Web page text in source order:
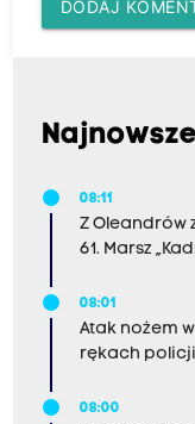
DODAJ
Najnowsze
08:11
Z Oleandrów
61. Marsz
08:01
Atak nożem
rękach policji
08:00